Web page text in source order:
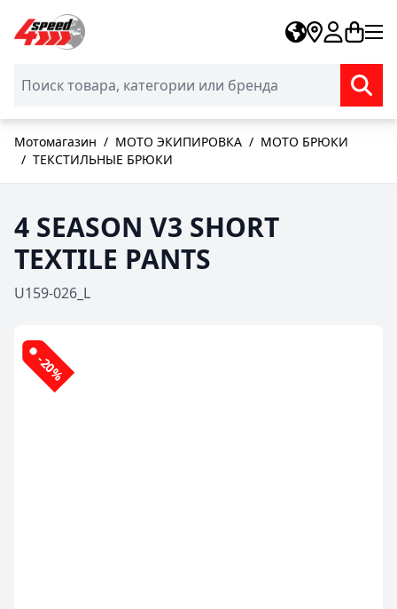
Skip to Content
Мотомагазин / МОТО ЭКИПИРОВКА / МОТО БРЮКИ
/ ТЕКСТИЛЬНЫЕ БРЮКИ
4 SEASON V3 SHORT
TEXTILE PANTS
U159-026_L
-20%